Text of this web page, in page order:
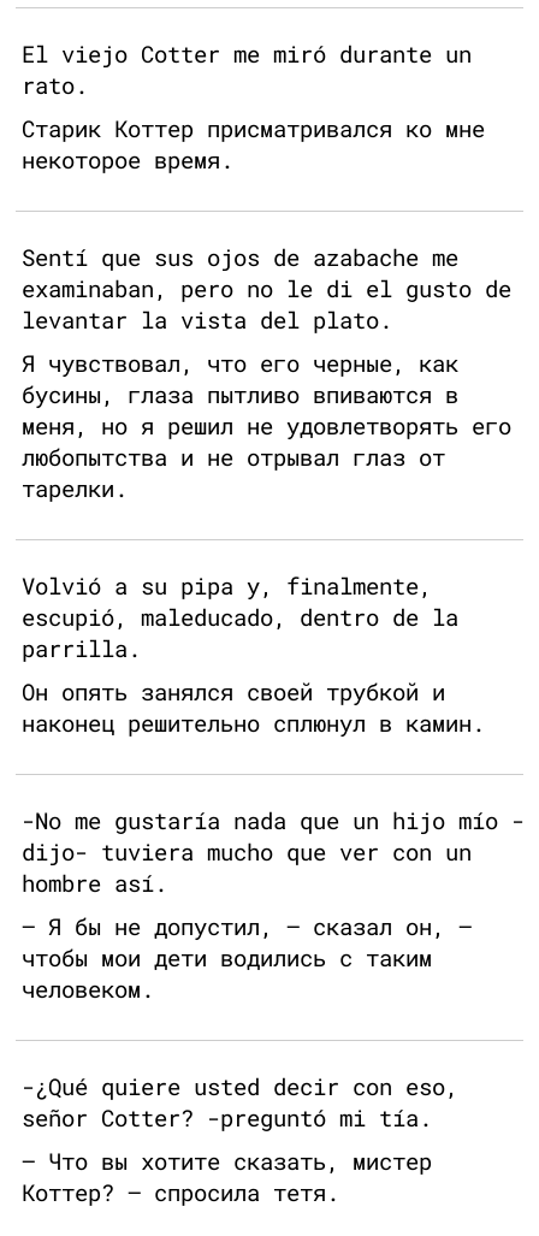
El viejo Cotter me miró durante un
rato.
Старик Коттер присматривался ко мне
некоторое время.
Sentí que sus ojos de azabache me
examinaban, pero no le di el gusto de
levantar la vista del plato.
Я чувствовал, что его черные, как
бусины, глаза пытливо впиваются в
меня, но я решил не удовлетворять его
любопытства и не отрывал глаз от
тарелки.
Volvió a su pipa y, finalmente,
escupió, maleducado, dentro de la
parrilla.
Он опять занялся своей трубкой и
наконец решительно сплюнул в камин.
-No me gustaría nada que un hijo mío -
dijo- tuviera mucho que ver con un
hombre así.
— Я бы не допустил, — сказал он, —
чтобы мои дети водились с таким
человеком.
-¿Qué quiere usted decir con eso,
señor Cotter? -preguntó mi tía.
— Что вы хотите сказать, мистер
Коттер? — спросила тетя.